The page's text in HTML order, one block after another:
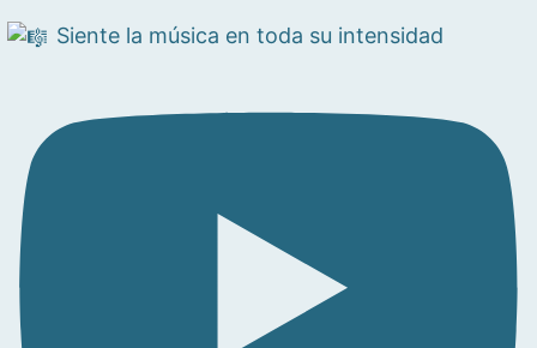
Siente la música en toda su intensidad